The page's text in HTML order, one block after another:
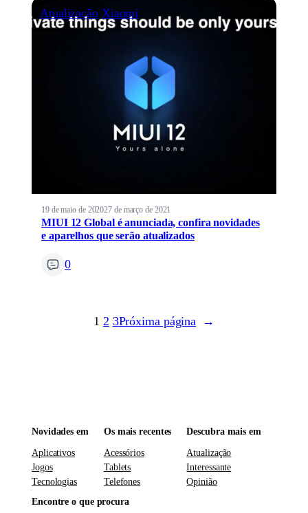
Atualização Xiaomi
19 de maio de 202027 de março de 2021
MIUI 12 Global é anunciada, confira novidades
e aparelhos que serão atualizados
0
1 2 3Próxima página →
Novidades em
Aplicativos
Jogos
Tecnologias
Os mais recentes
Acessórios
Tablets
Telefones
Descubra mais em
Atualização
Interessante
Opinião
Encontre o que procura